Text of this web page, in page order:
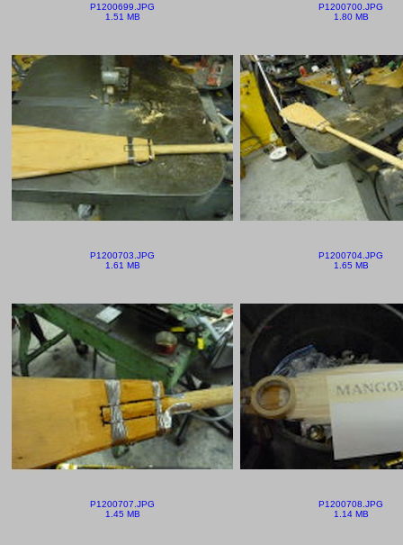
P1200699.JPG
1.51 MB
P1200700.JPG
1.80 MB
P1200703.JPG
1.61 MB
P1200704.JPG
1.65 MB
P1200707.JPG
1.45 MB
P1200708.JPG
1.14 MB